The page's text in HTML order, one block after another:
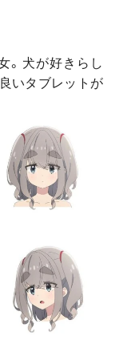
。犬が好きらし
いタブレットが